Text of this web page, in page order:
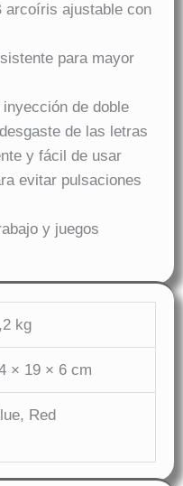
arcoíris ajustable con
para mayor
de doble
de las letras
y fácil de usar
evitar pulsaciones
y juegos
kg
× 19 × 6 cm
Red